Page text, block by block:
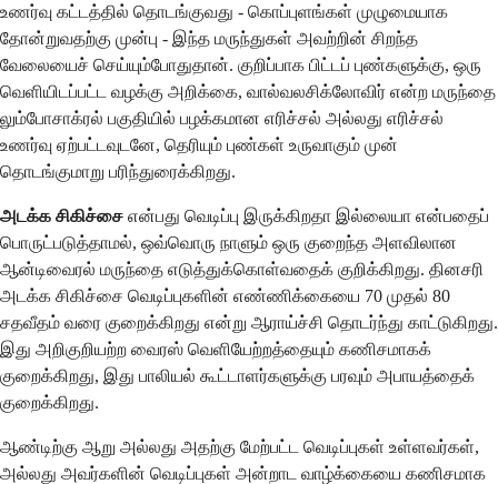
உணர்வு கட்டத்தில் தொடங்குவது - கொப்புளங்கள் முழுமையாக
தோன்றுவதற்கு முன்பு - இந்த மருந்துகள் அவற்றின் சிறந்த
வேலையைச் செய்யும்போதுதான். குறிப்பாக பிட்டப் புண்களுக்கு, ஒரு
வெளியிடப்பட்ட வழக்கு அறிக்கை, வால்வலசிக்லோவிர் என்ற மருந்தை
லும்போசாக்ரல் பகுதியில் பழக்கமான எரிச்சல் அல்லது எரிச்சல்
உணர்வு ஏற்பட்டவுடனே, தெரியும் புண்கள் உருவாகும் முன்
தொடங்குமாறு பரிந்துரைக்கிறது.
அடக்க சிகிச்சை என்பது வெடிப்பு இருக்கிறதா இல்லையா என்பதைப்
பொருட்படுத்தாமல், ஒவ்வொரு நாளும் ஒரு குறைந்த அளவிலான
ஆன்டிவைரல் மருந்தை எடுத்துக்கொள்வதைக் குறிக்கிறது. தினசரி
அடக்க சிகிச்சை வெடிப்புகளின் எண்ணிக்கையை 70 முதல் 80
சதவீதம் வரை குறைக்கிறது என்று ஆராய்ச்சி தொடர்ந்து காட்டுகிறது.
இது அறிகுறியற்ற வைரஸ் வெளியேற்றத்தையும் கணிசமாகக்
குறைக்கிறது, இது பாலியல் கூட்டாளர்களுக்கு பரவும் அபாயத்தைக்
குறைக்கிறது.
ஆண்டிற்கு ஆறு அல்லது அதற்கு மேற்பட்ட வெடிப்புகள் உள்ளவர்கள்,
அல்லது அவர்களின் வெடிப்புகள் அன்றாட வாழ்க்கையை கணிசமாக